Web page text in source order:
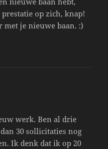
op zich, knap!
met je nieuwe baan. :)
werk. Ben al drie
30 sollicitaties nog
Ik denk dat ik op 20